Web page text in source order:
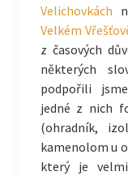
Velichovkách
Velkém
z časových
některých
podpořili
jedné z nich
(ohradník,
kamenolom u
který je